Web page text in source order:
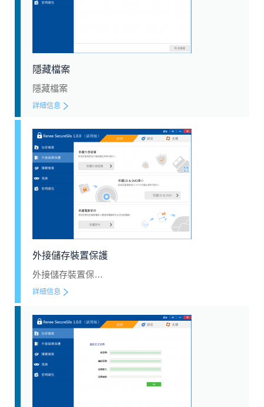
隱藏檔案
隱藏檔案
詳細信息
外接儲存裝置保護
外接儲存裝置保…
詳細信息